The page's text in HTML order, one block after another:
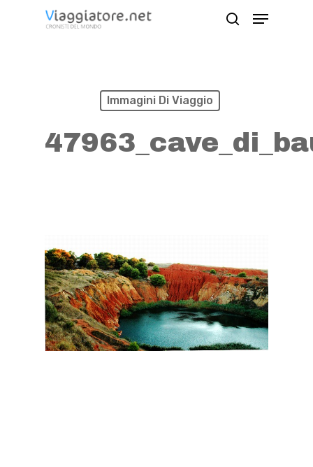
Menu
Immagini Di Viaggio